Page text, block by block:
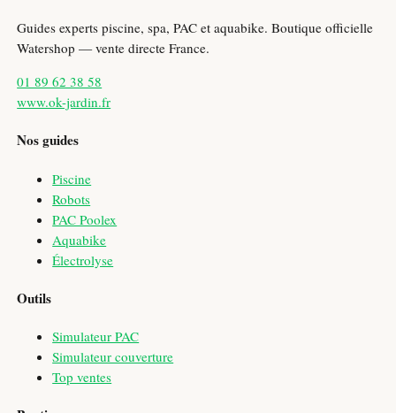
Guides experts piscine, spa, PAC et aquabike. Boutique officielle
Watershop — vente directe France.
01 89 62 38 58
www.ok-jardin.fr
Nos guides
Piscine
Robots
PAC Poolex
Aquabike
Électrolyse
Outils
Simulateur PAC
Simulateur couverture
Top ventes